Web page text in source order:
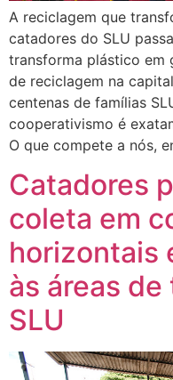
A reciclagem que
catadores do SLU
transforma plástico em
de reciclagem na
centenas de famílias
cooperativismo é
O que compete a nós,
Catadores
coleta em
horizontais
às áreas
SLU